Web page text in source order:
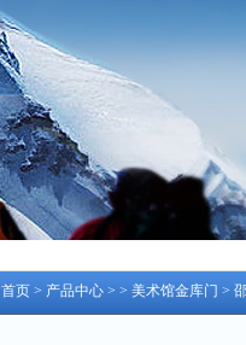
首页 > 产品中心 > > 美术馆金库门 >